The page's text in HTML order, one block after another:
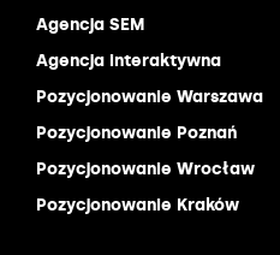
Agencja SEM
Agencja interaktywna
Pozycjonowanie Warszawa
Pozycjonowanie Poznań
Pozycjonowanie Wrocław
Pozycjonowanie Kraków